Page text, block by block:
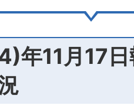
年11月17日